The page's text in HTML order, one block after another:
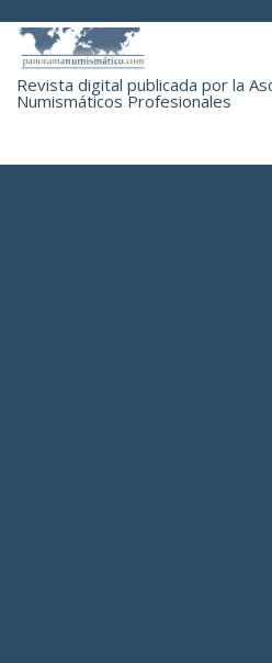
Revista digital publicada por la
Numismáticos Profesionales